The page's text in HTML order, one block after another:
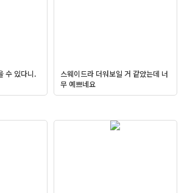
수 있다니.
스웨이드라 더워보일 거 같았는데 너
무 예쁘네요